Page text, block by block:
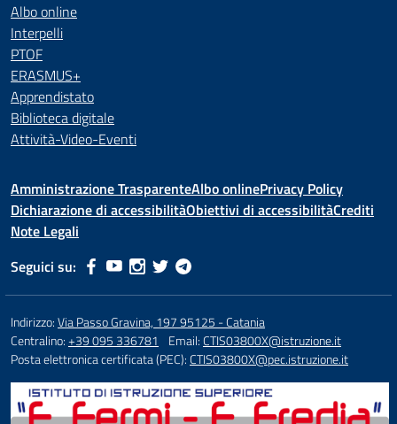
Albo online
Interpelli
PTOF
ERASMUS+
Apprendistato
Biblioteca digitale
Attività-Video-Eventi
Amministrazione TrasparenteAlbo onlinePrivacy Policy
Dichiarazione di accessibilitàObiettivi di accessibilitàCrediti
Note Legali
Seguici su:
Indirizzo:Via Passo Gravina, 197 95125 - Catania
Centralino:+39 095 336781 Email:CTIS03800X@istruzione.it
Posta elettronica certificata (PEC):CTIS03800X@pec.istruzione.it